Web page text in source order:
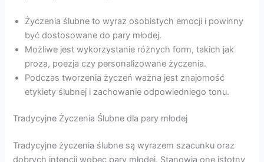
Życzenia ślubne to wyraz osobistych emocji i powinny
być dostosowane do pary młodej.
Możliwe jest wykorzystanie różnych form, takich jak
proza, poezja czy personalizowane życzenia.
Podczas tworzenia życzeń ważna jest znajomość
etykiety ślubnej i zachowanie odpowiedniego tonu.
Tradycyjne Życzenia Ślubne dla pary młodej
Tradycyjne życzenia ślubne są wyrazem szacunku oraz
dobrych intencji wobec pary młodej. Stanowią one istotny